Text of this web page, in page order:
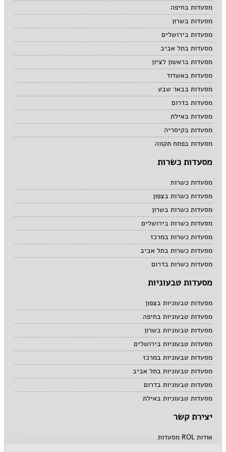
סיני
סנדוויץ' בר
פאב
מסעדות בחיפה
מסעדות בשרון
מסעדות בירושלים
מסעדות בתל אביב
מסעדות בראשון לציון
מסעדות באשדוד
מסעדות בבאר שבע
מסעדות בדרום
מסעדות באילת
מסעדות בקיסריה
מסעדות בפתח תקווה
מסעדות כשרות
מסעדות כשרות
מסעדות כשרות בצפון
מסעדות כשרות בשרון
מסעדות כשרות בירושלים
מסעדות כשרות במרכז
מסעדות כשרות בתל אביב
מסעדות כשרות בדרום
מסעדות טבעוניות
מסעדות טבעוניות בצפון
מסעדות טבעוניות בחיפה
מסעדות טבעוניות בשרון
מסעדות טבעוניות בירושלים
מסעדות טבעוניות במרכז
מסעדות טבעוניות בתל אביב
מסעדות טבעוניות בדרום
מסעדות טבעוניות באילת
יצירת קשר
אודות ROL מסעדות